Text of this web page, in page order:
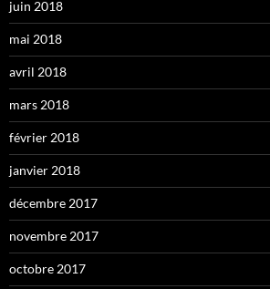
juin 2018
mai 2018
avril 2018
mars 2018
février 2018
janvier 2018
décembre 2017
novembre 2017
octobre 2017